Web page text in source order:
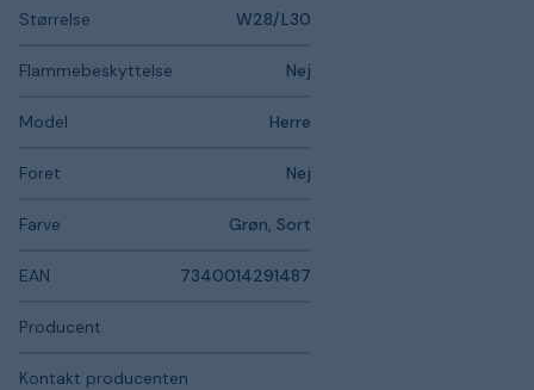
Størrelse W28/L30
Flammebeskyttelse Nej
Model Herre
Foret Nej
Farve Grøn, Sort
EAN 7340014291487
Producent
Kontakt producenten